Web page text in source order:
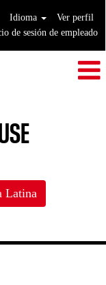
Idioma
Ver perfil
de sesión de empleado
Latina